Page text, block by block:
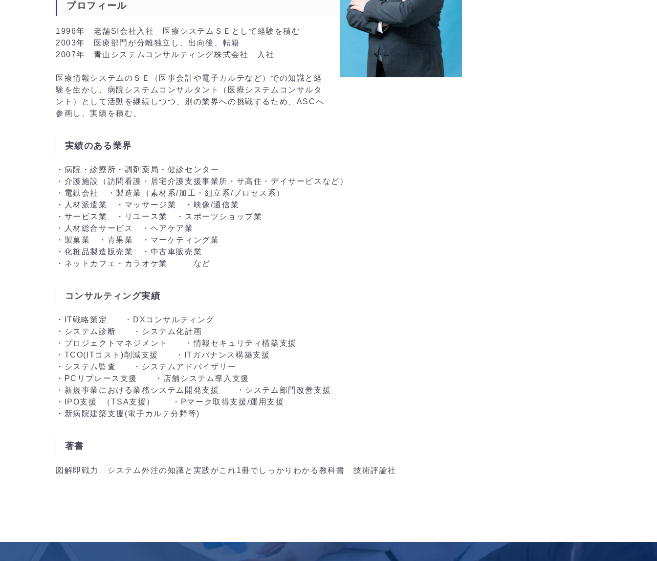
プロフィール
1996年 老舗SI会社入社 医療システムＳＥとして経験を積む
2003年 医療部門が分離独立し、出向後、転籍
2007年 青山システムコンサルティング株式会社 入社
医療情報システムのＳＥ（医事会計や電子カルテなど）での知識と経
験を生かし、病院システムコンサルタント（医療システムコンサルタ
ント）として活動を継続しつつ、別の業界への挑戦するため、ASCへ
参画し、実績を積む。
実績のある業界
・病院・診療所・調剤薬局・健診センター
・介護施設（訪問看護・居宅介護支援事業所・サ高住・デイサービスなど）
・電鉄会社 ・製造業（素材系/加工・組立系/プロセス系）
・人材派遣業 ・マッサージ業 ・映像/通信業
・サービス業 ・リユース業 ・スポーツショップ業
・人材総合サービス ・ヘアケア業
・製菓業 ・青果業 ・マーケティング業
・化粧品製造販売業 ・中古車販売業
・ネットカフェ・カラオケ業 など
コンサルティング実績
・IT戦略策定 ・DXコンサルティング
・システム診断 ・システム化計画
・プロジェクトマネジメント ・情報セキュリティ構築支援
・TCO(ITコスト)削減支援 ・ITガバナンス構築支援
・システム監査 ・システムアドバイザリー
・PCリプレース支援 ・店舗システム導入支援
・新規事業における業務システム開発支援 ・システム部門改善支援
・IPO支援 （TSA支援） ・Pマーク取得支援/運用支援
・新病院建築支援(電子カルテ分野等)
著書
図解即戦力 システム外注の知識と実践がこれ1冊でしっかりわかる教科書 技術評論社